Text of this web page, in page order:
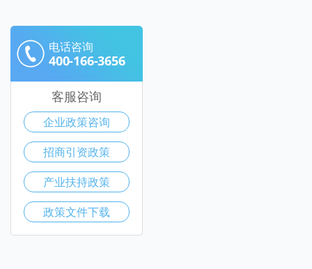
电话咨询
400-166-3656
客服咨询
企业政策咨询
招商引资政策
产业扶持政策
政策文件下载